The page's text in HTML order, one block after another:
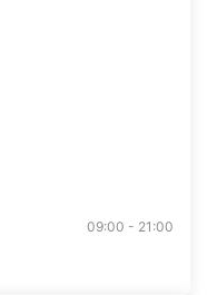
09:00 - 21:00